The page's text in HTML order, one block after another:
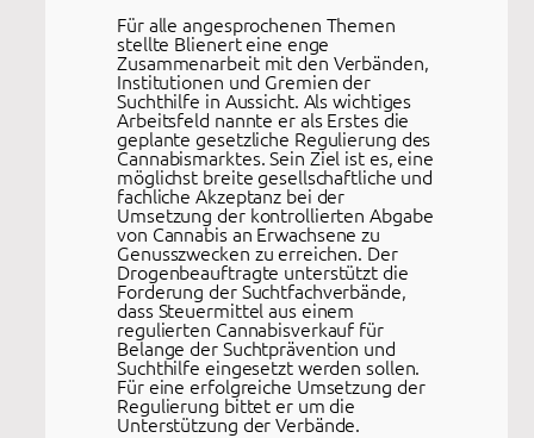
Für alle angesprochenen Themen
stellte Blienert eine enge
Zusammenarbeit mit den Verbänden,
Institutionen und Gremien der
Suchthilfe in Aussicht. Als wichtiges
Arbeitsfeld nannte er als Erstes die
geplante gesetzliche Regulierung des
Cannabismarktes. Sein Ziel ist es, eine
möglichst breite gesellschaftliche und
fachliche Akzeptanz bei der
Umsetzung der kontrollierten Abgabe
von Cannabis an Erwachsene zu
Genusszwecken zu erreichen. Der
Drogenbeauftragte unterstützt die
Forderung der Suchtfachverbände,
dass Steuermittel aus einem
regulierten Cannabisverkauf für
Belange der Suchtprävention und
Suchthilfe eingesetzt werden sollen.
Für eine erfolgreiche Umsetzung der
Regulierung bittet er um die
Unterstützung der Verbände.